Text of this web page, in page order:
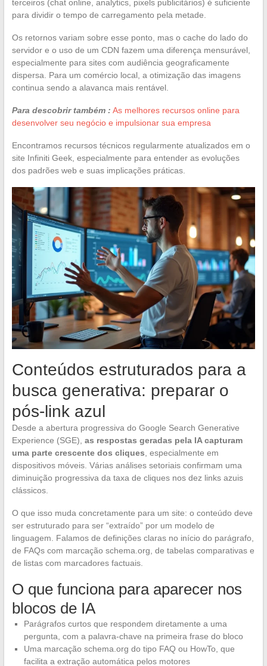
terceiros (chat online, analytics, pixels publicitários) é suficiente
para dividir o tempo de carregamento pela metade.
Os retornos variam sobre esse ponto, mas o cache do lado do
servidor e o uso de um CDN fazem uma diferença mensurável,
especialmente para sites com audiência geograficamente
dispersa. Para um comércio local, a otimização das imagens
continua sendo a alavanca mais rentável.
Para descobrir também : As melhores recursos online para
desenvolver seu negócio e impulsionar sua empresa
Encontramos recursos técnicos regularmente atualizados em o
site Infiniti Geek, especialmente para entender as evoluções
dos padrões web e suas implicações práticas.
Conteúdos estruturados para a
busca generativa: preparar o
pós-link azul
Desde a abertura progressiva do Google Search Generative
Experience (SGE), as respostas geradas pela IA capturam
uma parte crescente dos cliques, especialmente em
dispositivos móveis. Várias análises setoriais confirmam uma
diminuição progressiva da taxa de cliques nos dez links azuis
clássicos.
O que isso muda concretamente para um site: o conteúdo deve
ser estruturado para ser “extraído” por um modelo de
linguagem. Falamos de definições claras no início do parágrafo,
de FAQs com marcação schema.org, de tabelas comparativas e
de listas com marcadores factuais.
O que funciona para aparecer nos
blocos de IA
Parágrafos curtos que respondem diretamente a uma
pergunta, com a palavra-chave na primeira frase do bloco
Uma marcação schema.org do tipo FAQ ou HowTo, que
facilita a extração automática pelos motores